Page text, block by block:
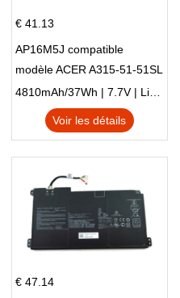
€ 41.13
AP16M5J compatible
modèle ACER A315-51-51SL
N17Q1 SERIES
4810mAh/37Wh | 7.7V | Li-ion ...
Voir les détails
€ 47.14